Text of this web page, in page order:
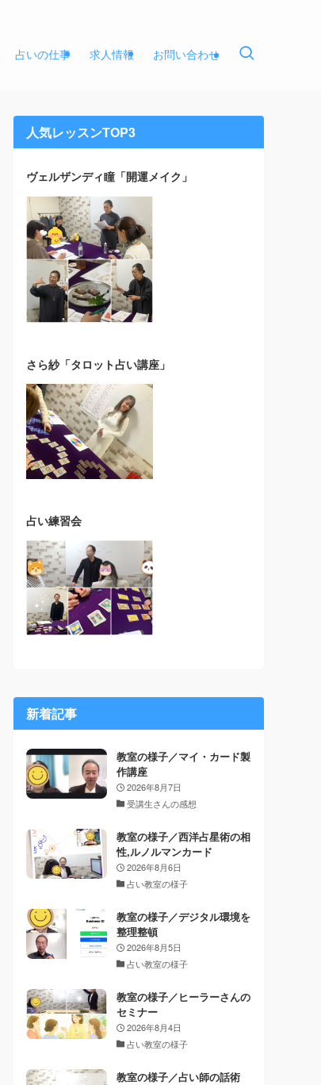
占いの仕事 求人情報 お問い合わせ
人気レッスンTOP3
ヴェルザンディ瞳「開運メイク」
さら紗「タロット占い講座」
占い練習会
新着記事
教室の様子／マイ・カード製
作講座
2026年8月7日
受講生さんの感想
教室の様子／西洋占星術の相
性,ルノルマンカード
2026年8月6日
占い教室の様子
教室の様子／デジタル環境を
整理整頓
2026年8月5日
占い教室の様子
教室の様子／ヒーラーさんの
セミナー
2026年8月4日
占い教室の様子
教室の様子／占い師の話術